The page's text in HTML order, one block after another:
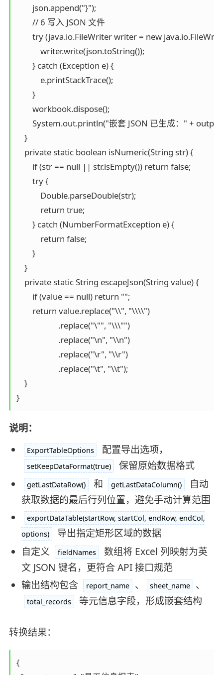
        json.append("}");
        // 6 写入 JSON 文件
try (java.io.FileWriter writer = new
            writer.write(json.toString());
        } catch (Exception e) {
            e.printStackTrace();
        }
        workbook.dispose();
System.out.println("嵌套 JSON 已生成：" +
    }
    private static boolean isNumeric(String str) {
        if (str == null || str.isEmpty()) return false;
        try {
            Double.parseDouble(str);
            return true;
        } catch (NumberFormatException e) {
            return false;
        }
    }
    private static String escapeJson(String value) {
        if (value == null) return "";
        return value.replace("\\", "\\\\")
                     .replace("\"", "\\\"")
                     .replace("\n", "\\n")
                     .replace("\r", "\\r")
                     .replace("\t", "\\t");
    }
}
说明：
ExportTableOptions 配置导出选项，
setKeepDataFormat(true) 保留原始数据格式
getLastDataRow() 和 getLastDataColumn()
自动
获取数据的最后行列位置，避免手动计算范围
exportDataTable(startRow, startCol, endRow, endCol,
options)
导出指定矩形区域的数据
自定义
fieldNames
数组将 Excel 列映射为英
文 JSON 键名，更符合 API 接口规范
输出结构包含
report_name 、 sheet_name 、
total_records 等元信息字段，形成嵌套结构
转换结果：
{